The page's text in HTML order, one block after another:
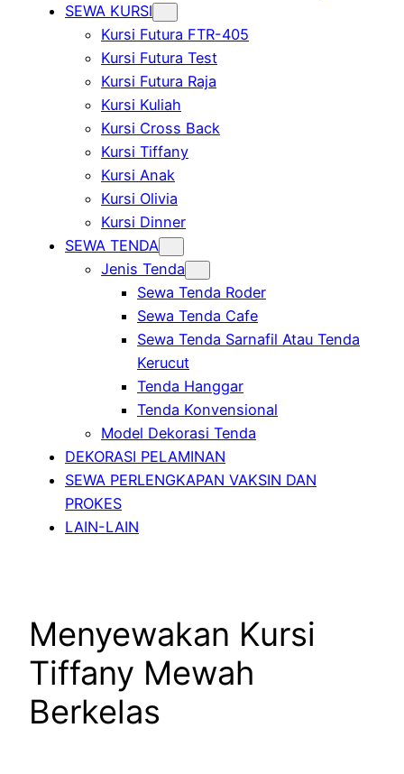
SEWA KURSI
Kursi Futura FTR-405
Kursi Futura Test
Kursi Futura Raja
Kursi Kuliah
Kursi Cross Back
Kursi Tiffany
Kursi Anak
Kursi Olivia
Kursi Dinner
SEWA TENDA
Jenis Tenda
Sewa Tenda Roder
Sewa Tenda Cafe
Sewa Tenda Sarnafil Atau Tenda
Kerucut
Tenda Hanggar
Tenda Konvensional
Model Dekorasi Tenda
DEKORASI PELAMINAN
SEWA PERLENGKAPAN VAKSIN DAN
PROKES
LAIN-LAIN
Menyewakan Kursi
Tiffany Mewah
Berkelas